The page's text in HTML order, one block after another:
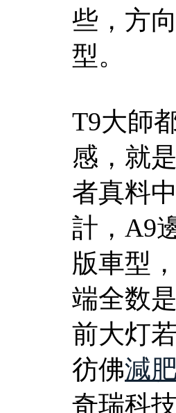
些，方
型。
T9大師
感，就
者真料
計，A9
版車型
端全数
前大灯
彷佛減
奇瑞科